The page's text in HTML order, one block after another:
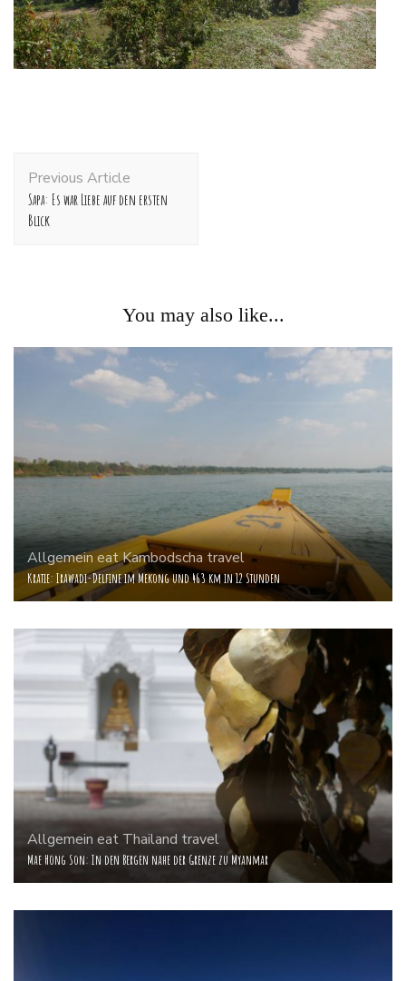
Navigation
Previous Article
Sapa: Es war Liebe auf den ersten
Blick
You may also like...
AllgemeineatKambodscha travel
Kratie: Irawadi-Delfine im Mekong und 463 km in 12 Stunden
Allgemein eat Thailand travel
Mae Hong Son: In den Bergen nahe der Grenze zu Myanmar